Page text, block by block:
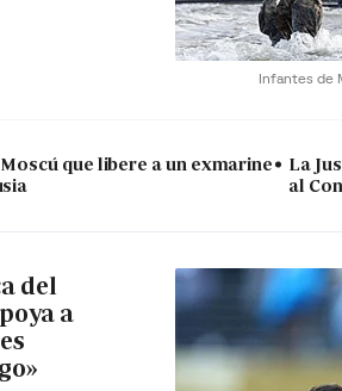
Infantes de
que libere a un exmarine
La
al
del
a